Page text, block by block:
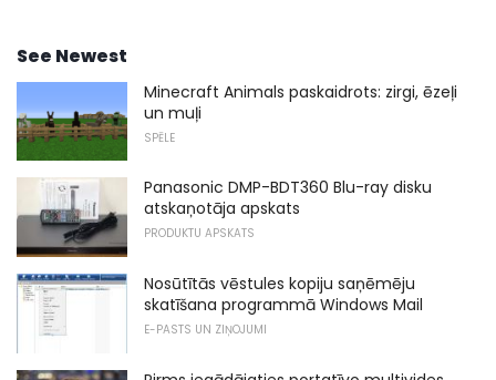
See Newest
Minecraft Animals paskaidrots: zirgi, ēzeļi
un muļi
SPĒLE
Panasonic DMP-BDT360 Blu-ray disku
atskaņotāja apskats
PRODUKTU APSKATS
Nosūtītās vēstules kopiju saņēmēju
skatīšana programmā Windows Mail
E-PASTS UN ZIŅOJUMI